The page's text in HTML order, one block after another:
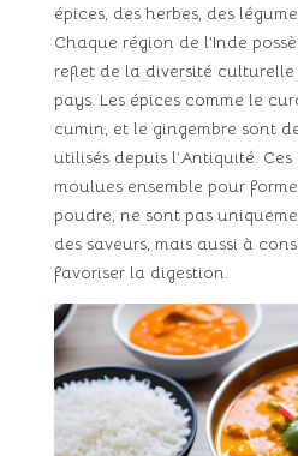
épices, des herbes, des
Chaque région de l’Inde
reflet de la diversité
pays. Les épices comme le
cumin, et le gingembre sont
utilisés depuis l’Antiquité.
moulues ensemble pour
poudre, ne sont pas
des saveurs, mais aussi à
favoriser la digestion.